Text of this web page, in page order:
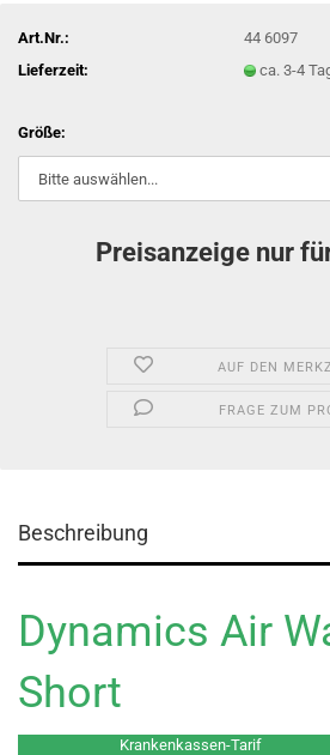
Art.Nr.:
44 6097
Lieferzeit:
ca. 3-4
Größe:
Preisanzeige nur
AUF DEN
FRAGE ZUM
Beschreibung
Dynamics Air
Short
Krankenkassen-Tarif